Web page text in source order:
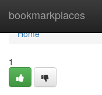
bookmarkplaces
Home
Home
1